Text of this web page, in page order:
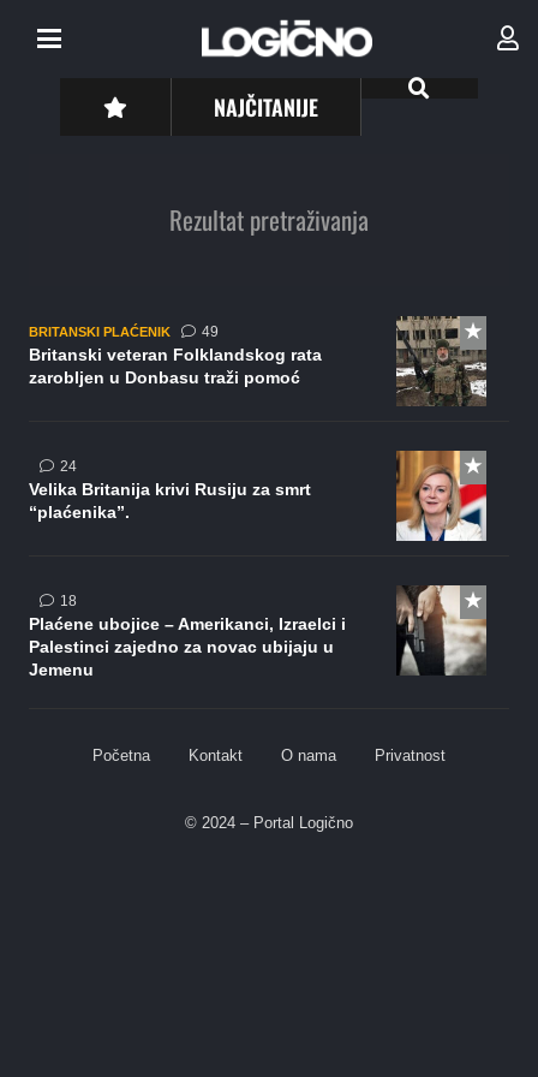
NAJČITANIJE
Rezultat pretraživanja
BRITANSKI PLAĆENIK 49komentara
Britanski veteran Folklandskog rata
zarobljen u Donbasu traži pomoć
24komentara
Velika Britanija krivi Rusiju za smrt
“plaćenika”.
18komentara
Plaćene ubojice – Amerikanci, Izraelci i
Palestinci zajedno za novac ubijaju u
Jemenu
Početna Kontakt O nama Privatnost
© 2024 – Portal Logično